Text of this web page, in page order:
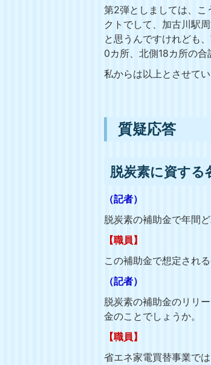
第2弾としましては、こ
クトでして、加古川駅
と思うんですけれども
0カ所、北側18カ所の合
私からは以上とさせてい
質疑応答
脱炭素に資する
（記者）
脱炭素の補助金で年間
【職員】
この補助金で想定され
（記者）
脱炭素の補助金のリリ
金のことでしょうか。
【職員】
省エネ家電買替事業で